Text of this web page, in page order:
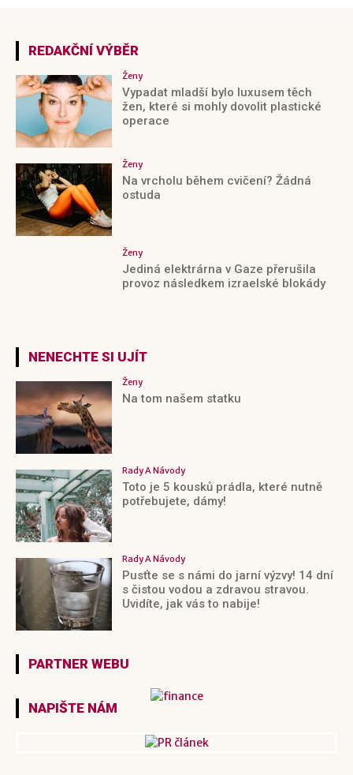
REDAKČNÍ VÝBĚR
Ženy
Vypadat mladší bylo luxusem těch
žen, které si mohly dovolit plastické
operace
Ženy
Na vrcholu během cvičení? Žádná
ostuda
Ženy
Jediná elektrárna v Gaze přerušila
provoz následkem izraelské blokády
NENECHTE SI UJÍT
Ženy
Na tom našem statku
Rady A Návody
Toto je 5 kousků prádla, které nutně
potřebujete, dámy!
Rady A Návody
Pusťte se s námi do jarní výzvy! 14 dní
s čistou vodou a zdravou stravou.
Uvidíte, jak vás to nabije!
PARTNER WEBU
NAPIŠTE NÁM